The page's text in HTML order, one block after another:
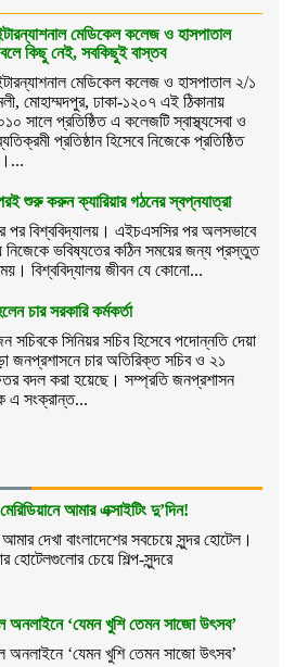
মেডিকেল কলেজ ও হাসপাতাল
কিছু নেই, সবকিছুই বাস্তব
মেডিকেল কলেজ ও হাসপাতাল ২/১
মোহাম্মদপুর, ঢাকা-১২০৭ এই ঠিকানায়
সালে প্রতিষ্ঠিত এ কলেজটি স্বাস্থ্যসেবা ও
প্রতিষ্ঠান হিসেবে নিজেকে প্রতিষ্ঠিত
শুরু করুন ক্যারিয়ার গঠনের স্বপ্নযাত্রা
বিশ্ববিদ্যালয়। এইচএসসির পর অলসভাবে
নিজেকে ভবিষ্যতের কঠিন সময়ের জন্য প্রস্তুত
বিশ্ববিদ্যালয় জীবন যে কোনো...
চার সরকারি কর্মকর্তা
সচিবকে সিনিয়র সচিব হিসেবে পদোন্নতি দেয়া
জনপ্রশাসনে চার অতিরিক্ত সচিব ও ২১
বদল করা হয়েছে। সম্প্রতি জনপ্রশাসন
এ সংক্রান্ত...
আমার এক্সাইটিং দু’দিন!
আমার দেখা বাংলাদেশের সবচেয়ে সুন্দর হোটেল।
হোটেলগুলোর চেয়ে শিল্প-সুন্দরে
অনলাইনে ‘যেমন খুশি তেমন সাজো উৎসব’
অনলাইনে ‘যেমন খুশি তেমন সাজো উৎসব’